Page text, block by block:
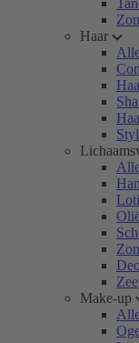
Zon
Haar
Zon
Make-up